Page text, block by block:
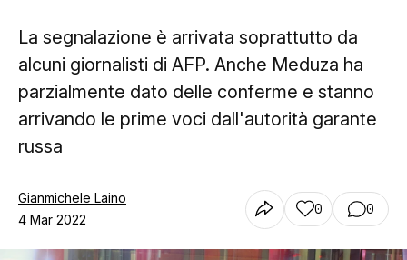
Chi siamo
Contatti
La segnalazione è arrivata soprattutto da
alcuni giornalisti di AFP. Anche Meduza ha
parzialmente dato delle conferme e stanno
arrivando le prime voci dall'autorità garante
russa
Gianmichele Laino
4 Mar 2022
0 0